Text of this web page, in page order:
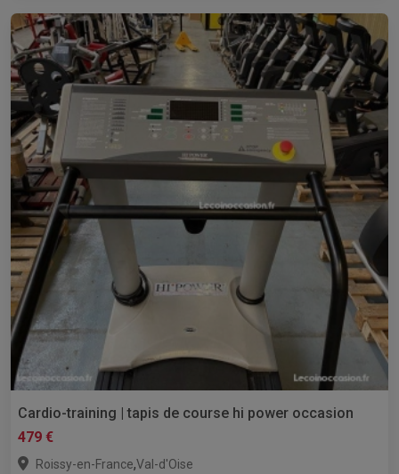
Cardio-training | tapis de course hi power occasion
479 €
Roissy-en-France,Val-d'Oise